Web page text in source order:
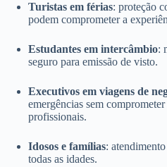
Turistas em férias: proteção
podem comprometer a
Estudantes em intercâmbio:
seguro para emissão de visto.
Executivos em viagens de
emergências sem
profissionais.
Idosos e famílias:
todas as idades.